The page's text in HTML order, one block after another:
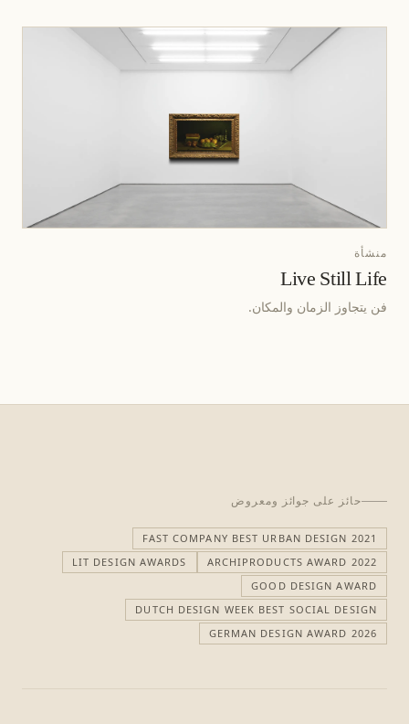
منشأة
Live Still Life
فن يتجاوز الزمان والمكان.
حائز على جوائز ومعروض
FAST COMPANY BEST URBAN DESIGN 2021
ARCHIPRODUCTS AWARD 2022
LIT DESIGN AWARDS
GOOD DESIGN AWARD
DUTCH DESIGN WEEK BEST SOCIAL DESIGN
GERMAN DESIGN AWARD 2026